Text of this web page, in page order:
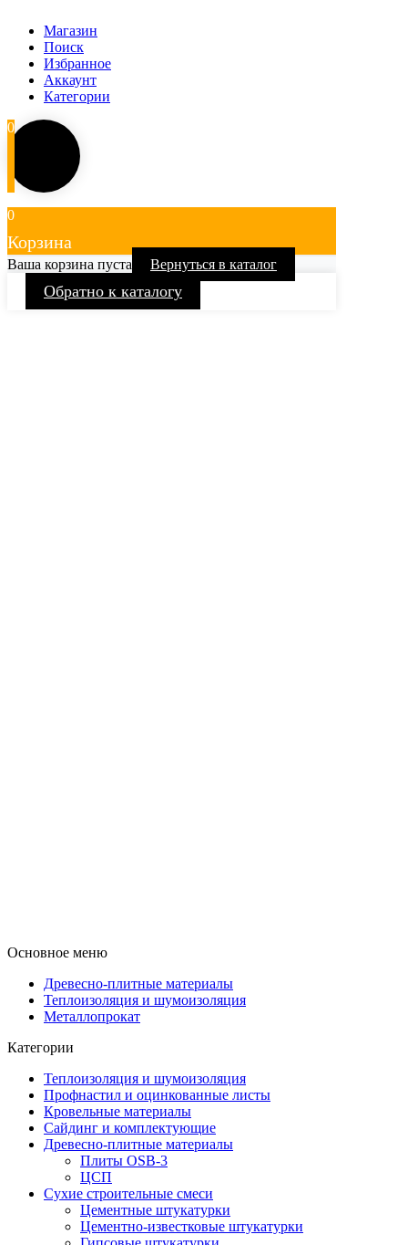
Магазин
Поиск
Избранное
Аккаунт
Категории
0
0
Корзина
Ваша корзина пуста Вернуться в каталог
Обратно к каталогу
Основное меню
Древесно-плитные материалы
Теплоизоляция и шумоизоляция
Металлопрокат
Категории
Теплоизоляция и шумоизоляция
Профнастил и оцинкованные листы
Кровельные материалы
Сайдинг и комплектующие
Древесно-плитные материалы
Плиты OSB-3
ЦСП
Сухие строительные смеси
Цементные штукатурки
Цементно-известковые штукатурки